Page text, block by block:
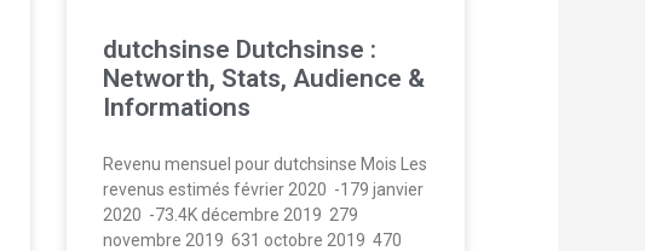
dutchsinse Dutchsinse :
Networth, Stats, Audience &
Informations
Revenu mensuel pour dutchsinse Mois Les
revenus estimés février 2020  -179 janvier
2020  -73.4K décembre 2019  279
novembre 2019  631 octobre 2019  470